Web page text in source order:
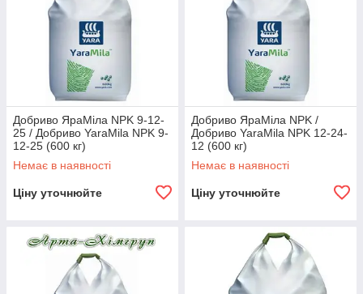
Добриво ЯраМіла NPK 9-12-
25 / Добриво YaraMila NPK 9-
12-25 (600 кг)
Немає в наявності
Ціну уточнюйте
Добриво ЯраМіла NPK /
Добриво YaraMila NPK 12-24-
12 (600 кг)
Немає в наявності
Ціну уточнюйте